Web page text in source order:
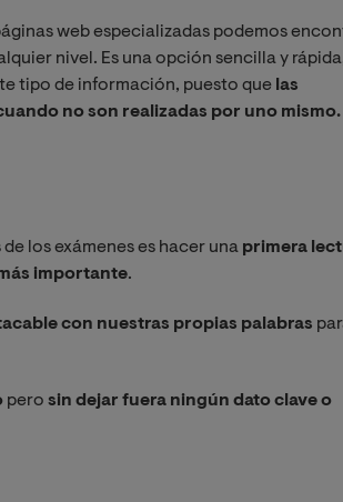
web especializadas podemos
nivel. Es una opción sencilla y
tipo de información, puesto que las
no son realizadas por uno mismo.
los exámenes es hacer una primera
importante.
con nuestras propias palabras
pero sin dejar fuera ningún dato clave o